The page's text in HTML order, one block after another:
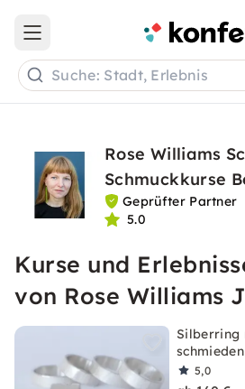
Open main menu
Suche: Stadt, Erlebnis
Rose Williams
Schmuckkurse
Geprüfter Partner
5.0
Kurse und
von Rose Williams
Silberring
5,0